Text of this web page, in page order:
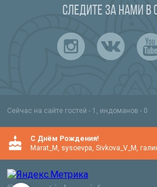
Следите за нами в
Сейчас на сайте гостей - 1, индоманов - 0
C Днём Рождения!
Marat_M, sysoevpa, Sivkova_V_M,